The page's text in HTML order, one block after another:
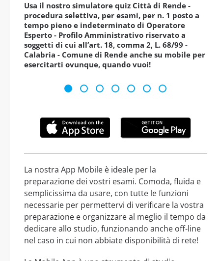
Usa il nostro simulatore quiz Città di Rende -
procedura selettiva, per esami, per n. 1 posto a
tempo pieno e indeterminato di Operatore
Esperto - Profilo Amministrativo riservato a
soggetti di cui all’art. 18, comma 2, L. 68/99 -
Calabria - Comune di Rende anche su mobile per
esercitarti ovunque, quando vuoi!
La nostra App Mobile è ideale per la
preparazione dei vostri esami. Comoda, fluida e
semplicissima da usare, con tutte le funzioni
necessarie per permettervi di verificare la vostra
preparazione e organizzare al meglio il tempo da
dedicare allo studio, funzionando anche off-line
nel caso in cui non abbiate disponibilità di rete!